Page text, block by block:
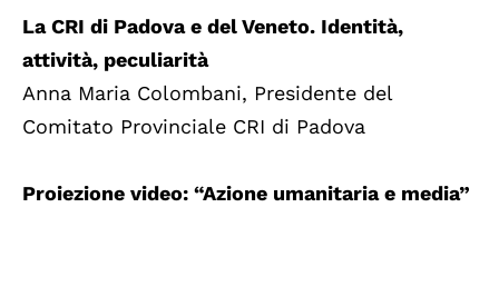
La CRI di Padova e del Veneto. Identità,
attività, peculiarità
Anna Maria Colombani, Presidente del
Comitato Provinciale CRI di Padova
Proiezione video: “Azione umanitaria e media”